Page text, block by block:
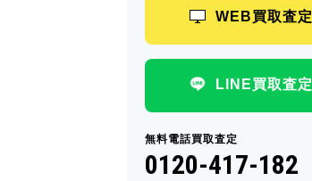
WEB買取査定
LINE買取査定
無料電話買取査定
0120-417-182